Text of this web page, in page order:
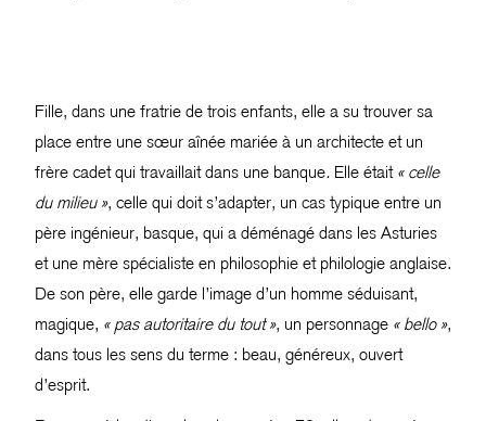
Fille, dans une fratrie de trois enfants, elle a su trouver sa
place entre une sœur aînée mariée à un architecte et un
frère cadet qui travaillait dans une banque. Elle était« celle
du milieu », celle qui doit s’adapter, un cas typique entre un
père ingénieur, basque, qui a déménagé dans les Asturies
et une mère spécialiste en philosophie et philologie anglaise.
De son père, elle garde l’image d’un homme séduisant,
magique, « pas autoritaire du tout », un personnage « bello »,
dans tous les sens du terme : beau, généreux, ouvert
d’esprit.